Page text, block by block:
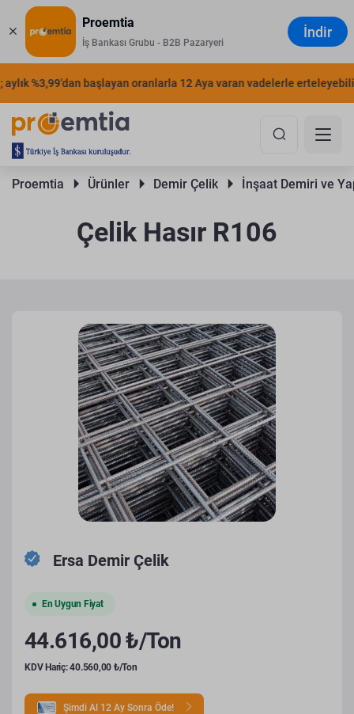
Proemtia
İş Bankası Grubu - B2B Pazaryeri
İndir
%3,99'dan başlayan oranlarla 12 Aya varan vadelerle
Proemtia Ürünler Demir Çelik İnşaat Demiri ve
Çelik Hasır R106
Ersa Demir Çelik
En Uygun Fiyat
44.616,00 ₺/Ton
KDV Hariç: 40.560,00 ₺/Ton
Şimdi Al 12 Ay Sonra Öde!